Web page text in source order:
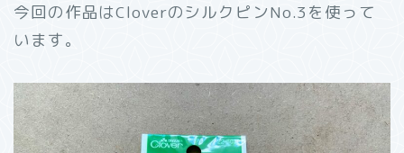
今回の作品はCloverのシルクピンNo.3を使って
います。